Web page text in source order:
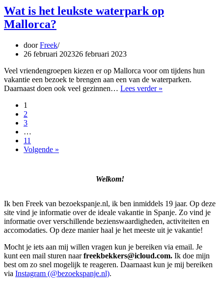
kiezen?
Wat is het leukste waterpark op
Mallorca?
doorFreek
26 februari 202326 februari 2023
Veel vriendengroepen kiezen er op Mallorca voor om tijdens hun
vakantie een bezoek te brengen aan een van de waterparken.
Daarnaast doen ook veel gezinnen… Lees verder »
1
2
3
…
11
Volgende »
Welkom!
Ik ben Freek van bezoekspanje.nl, ik ben inmiddels 19 jaar. Op deze
site vind je informatie over de ideale vakantie in Spanje. Zo vind je
informatie over verschillende bezienswaardigheden, activiteiten en
accomodaties. Op deze manier haal je het meeste uit je vakantie!
Mocht je iets aan mij willen vragen kun je bereiken via email. Je
kunt een mail sturen naarfreekbekkers@icloud.com. Ik doe mijn
best om zo snel mogelijk te reageren. Daarnaast kun je mij bereiken
via Instagram (@bezoekspanje.nl).